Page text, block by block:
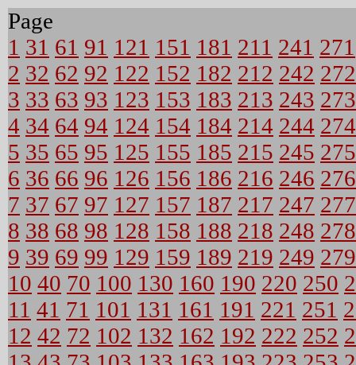
Page
1 31 61 91 121 151 181 211 241 271
2 32 62 92 122 152 182 212 242 272
3 33 63 93 123 153 183 213 243 273
4 34 64 94 124 154 184 214 244 274
5 35 65 95 125 155 185 215 245 275
6 36 66 96 126 156 186 216 246 276
7 37 67 97 127 157 187 217 247 277
8 38 68 98 128 158 188 218 248 278
9 39 69 99 129 159 189 219 249 279
10 40 70 100 130 160 190 220 250
11 41 71 101 131 161 191 221 251
12 42 72 102 132 162 192 222 252